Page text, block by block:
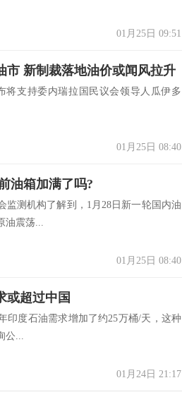
01月25日 09:51
市 新制裁落地油价或闻风拉升
支持委内瑞拉国民议会领导人瓜伊多
01月25日 08:40
油箱加满了吗?
测机构了解到，1月28日新一轮国内油
油震荡...
01月25日 08:40
或超过中国
度石油需求增加了约25万桶/天，这种
公...
01月24日 21:17